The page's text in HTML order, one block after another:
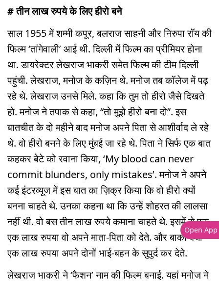
# तीन लाख रुपये के लिए हीरो बने
साल 1955 में शम्मी कपूर, बलराज साहनी और निरुपा रॉय की
फिल्म ‘तांगेवाली’ आई थी. दिल्ली में फिल्म का प्रीमियर होना
था. डायरेक्टर लेखराज भाकरी समेत फिल्म की टीम दिल्ली
पहुंची. लेखराज, मनोज के कज़िन थे. मनोज तब कॉलेज में पढ़
रहे थे. लेखराज उनसे मिले. कहा कि तुम तो हीरो जैसे दिखते
हो. मनोज ने तपाक से कहा, “तो मुझे हीरो बना दो”. इस
बातचीत के दो महीने बाद मनोज अपने पिता से आशीर्वाद ले रहे
थे. वो हीरो बनने के लिए मुंबई जा रहे थे. पिता ने सिर्फ एक बात
कहकर बेटे को रवाना किया, ‘My blood can never
commit blunders, only mistakes’. मनोज ने अपने
कई इंटरव्यूज में इस बात का ज़िक्र किया कि वो हीरो क्यों
बनना चाहते थे. उनका कहना था कि उन्हें शोहरत की लालसा
नहीं थी. वो बस तीन लाख रुपये कमाना चाहते थे. इसमें से एक-
एक लाख रुपया वो अपने माता-पिता को देते. और बाकी बचा
एक लाख रुपया अपने दोनों भाई-बहन के सुपुर्द कर देते.
लेखराज भाकरी ने ‘फैशन’ नाम की फिल्म बनाई. यहां मनोज ने
Open App